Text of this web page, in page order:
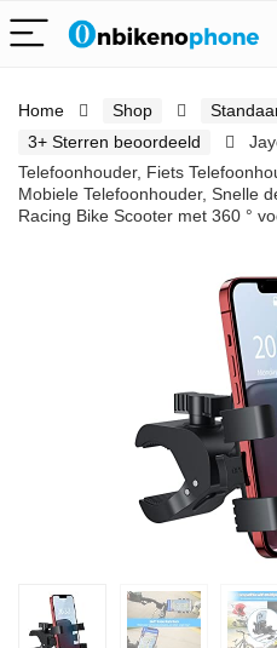
Home Shop
3+ Sterren beoordeeld
Telefoonhouder, Fiets
Mobiele Telefoonhouder, Snelle
Racing Bike Scooter met 360 °